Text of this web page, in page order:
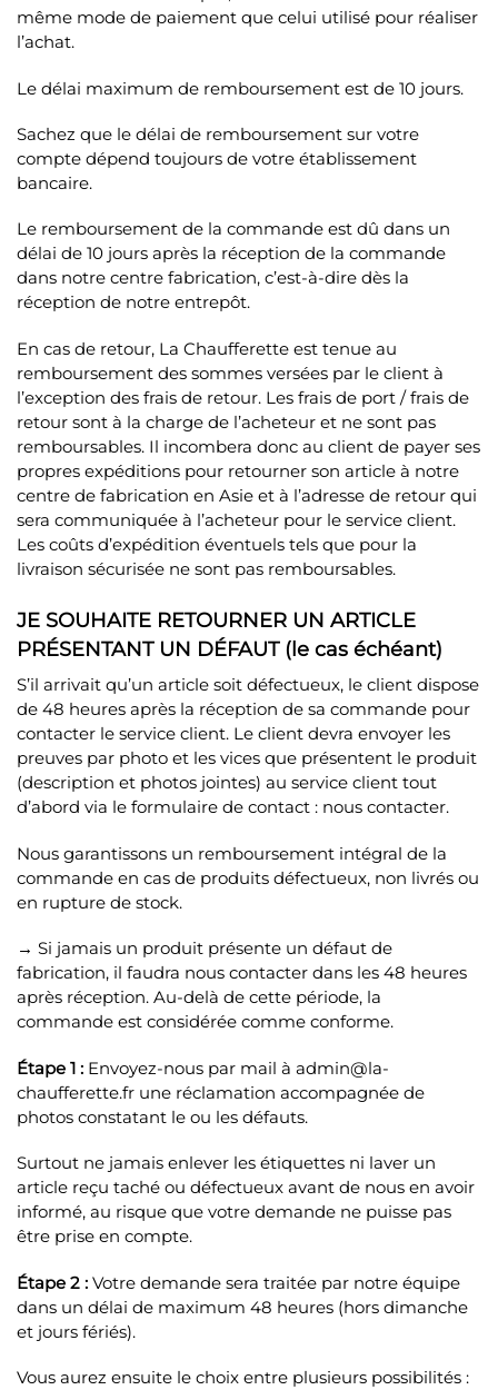
même mode de paiement que celui utilisé pour réaliser
l’achat.
Le délai maximum de remboursement est de 10 jours.
Sachez que le délai de remboursement sur votre
compte dépend toujours de votre établissement
bancaire.
Le remboursement de la commande est dû dans un
délai de 10 jours après la réception de la commande
dans notre centre fabrication, c’est-à-dire dès la
réception de notre entrepôt.
En cas de retour, La Chaufferette est tenue au
remboursement des sommes versées par le client à
l’exception des frais de retour. Les frais de port / frais de
retour sont à la charge de l’acheteur et ne sont pas
remboursables. Il incombera donc au client de payer ses
propres expéditions pour retourner son article à notre
centre de fabrication en Asie et à l’adresse de retour qui
sera communiquée à l’acheteur pour le service client.
Les coûts d’expédition éventuels tels que pour la
livraison sécurisée ne sont pas remboursables.
JE SOUHAITE RETOURNER UN ARTICLE
PRÉSENTANT UN DÉFAUT (le cas échéant)
S’il arrivait qu’un article soit défectueux, le client dispose
de 48 heures après la réception de sa commande pour
contacter le service client. Le client devra envoyer les
preuves par photo et les vices que présentent le produit
(description et photos jointes) au service client tout
d’abord via le formulaire de contact : nous contacter.
Nous garantissons un remboursement intégral de la
commande en cas de produits défectueux, non livrés ou
en rupture de stock.
→ Si jamais un produit présente un défaut de
fabrication, il faudra nous contacter dans les 48 heures
après réception. Au-delà de cette période, la
commande est considérée comme conforme.
Étape 1 : Envoyez-nous par mail à admin@la-
chaufferette.fr une réclamation accompagnée de
photos constatant le ou les défauts.
Surtout ne jamais enlever les étiquettes ni laver un
article reçu taché ou défectueux avant de nous en avoir
informé, au risque que votre demande ne puisse pas
être prise en compte.
Étape 2 : Votre demande sera traitée par notre équipe
dans un délai de maximum 48 heures (hors dimanche
et jours fériés).
Vous aurez ensuite le choix entre plusieurs possibilités :